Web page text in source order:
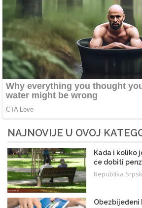
NAJNOVIJE U OVOJ
Kada i koliko
će dobiti
Republika
Obezbijeđeni